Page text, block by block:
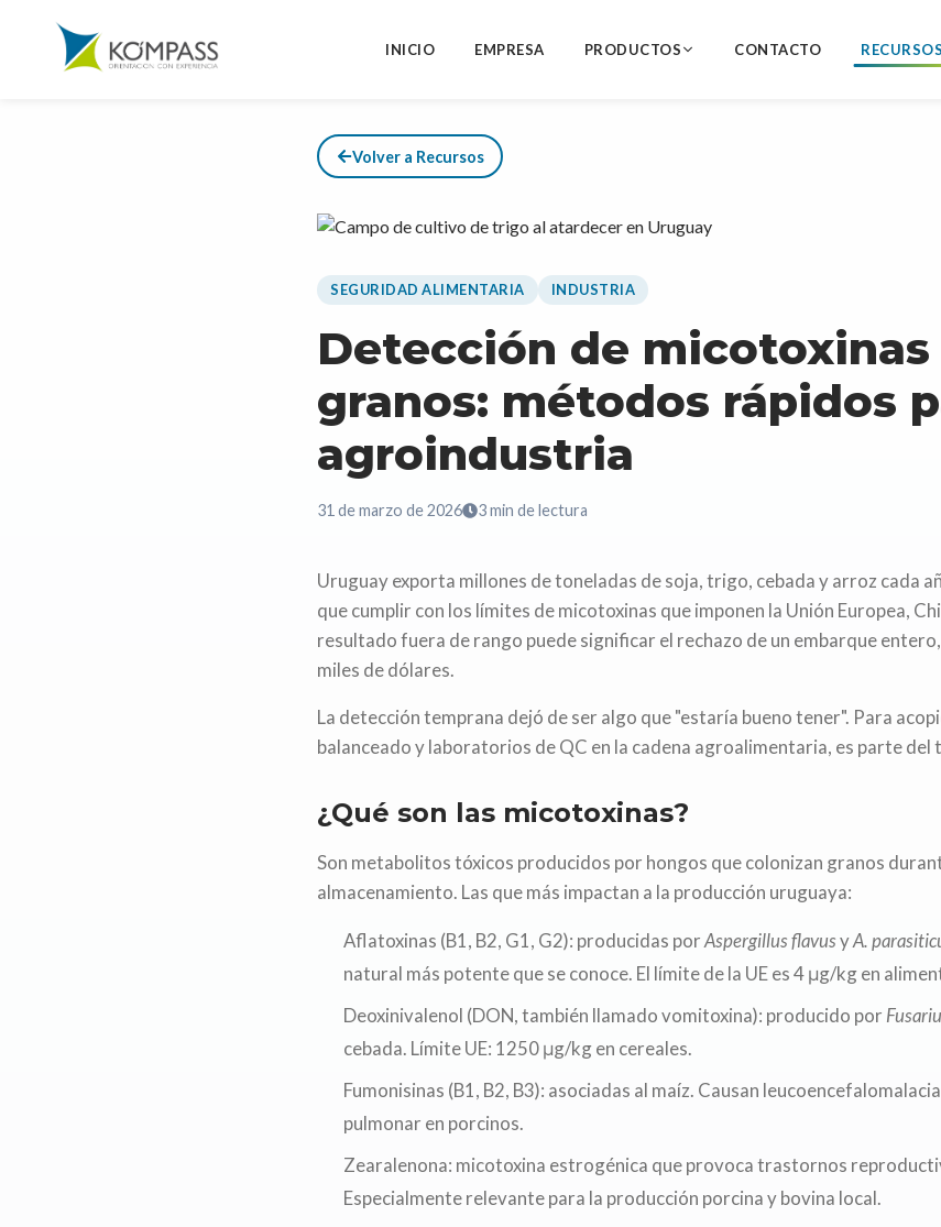
INICIO EMPRESA PRODUCTOS CONTACTO RECURSOS
Volver a Recursos
SEGURIDAD ALIMENTARIA INDUSTRIA
Detección de micotoxinas
granos: métodos rápidos
agroindustria
31 de marzo de 2026 3min de lectura
Uruguay exporta millones de toneladas de soja, trigo, cebada y arroz cada
que cumplir con los límites de micotoxinas que imponen la Unión Europea,
resultado fuera de rango puede significar el rechazo de un embarque
miles de dólares.
La detección temprana dejó de ser algo que "estaría bueno tener". Para
balanceado y laboratorios de QC en la cadena agroalimentaria, es parte del
¿Qué son las micotoxinas?
Son metabolitos tóxicos producidos por hongos que colonizan granos
almacenamiento. Las que más impactan a la producción uruguaya:
Aflatoxinas (B1, B2, G1, G2): producidas porAspergillus flavusyA.
natural más potente que se conoce. El límite de la UE es 4 μg/kg en
Deoxinivalenol (DON, también llamado vomitoxina): producido por
cebada. Límite UE: 1250 μg/kg en cereales.
Fumonisinas (B1, B2, B3): asociadas al maíz. Causan
pulmonar en porcinos.
Zearalenona: micotoxina estrogénica que provoca trastornos
Especialmente relevante para la producción porcina y bovina local.